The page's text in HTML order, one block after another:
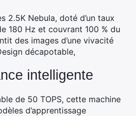
2.5K Nebula, doté d’un taux
180 Hz et couvrant 100 % du
des images d’une vivacité
décapotable,
intelligente
de 50 TOPS, cette machine
d’apprentissage